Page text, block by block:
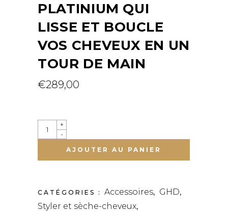
PLATINIUM QUI
LISSE ET BOUCLE
VOS CHEVEUX EN UN
TOUR DE MAIN
€289,00
QUANTITY
-
+
AJOUTER AU PANIER
CATÉGORIES : Accessoires, GHD,
Styler et sèche-cheveux,